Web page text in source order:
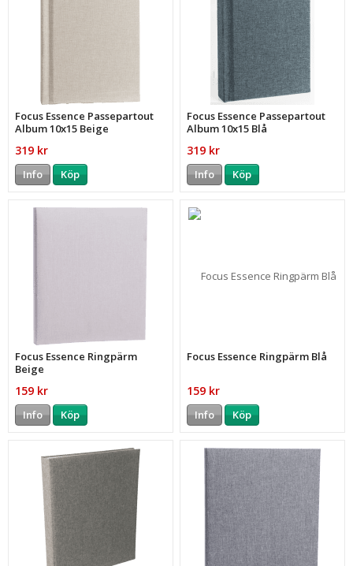
Focus Essence Passepartout
Album 10x15 Beige
319 kr
Info Köp
Focus Essence Passepartout
Album 10x15 Blå
319 kr
Info Köp
Focus Essence Ringpärm
Beige
159 kr
Info Köp
Focus Essence Ringpärm Blå
159 kr
Info Köp